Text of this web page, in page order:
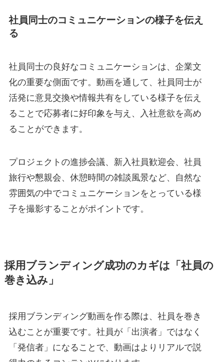
社員同士のコミュニケーションの様子を伝え
る
社員同士の良好なコミュニケーションは、企業文
化の重要な側面です。動画を通して、社員同士が
活発に意見交換や情報共有をしている様子を伝え
ることで応募者に好印象を与え、入社意欲を高め
ることができます。
プロジェクトの進捗会議、新入社員歓迎会、社員
旅行や懇親会、休憩時間の雑談風景など、自然な
雰囲気の中でコミュニケーションをとっている様
子を撮影することがポイントです。
採用ブランディング成功のカギは「社員の
巻き込み」
採用ブランディング動画を作る際は、社員を巻き
込むことが重要です。社員が「出演者」ではなく
「発信者」になることで、動画はよりリアルで説